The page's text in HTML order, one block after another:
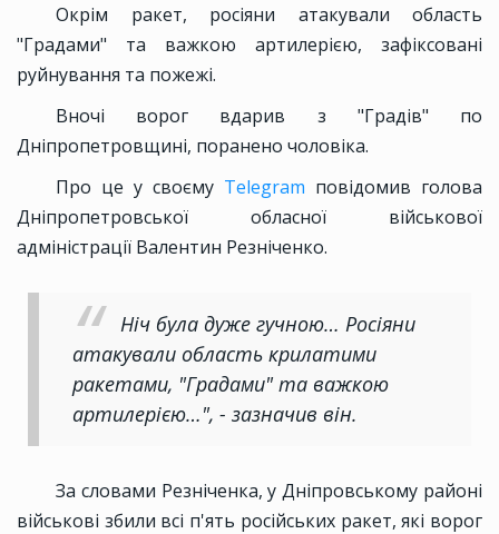
Окрім ракет, росіяни атакували область
"Градами" та важкою артилерією, зафіксовані
руйнування та пожежі.
Вночі ворог вдарив з "Градів" по
Дніпропетровщині, поранено чоловіка.
Про це у своєму Telegram повідомив голова
Дніпропетровської обласної військової
адміністрації Валентин Резніченко.
Ніч була дуже гучною… Росіяни
атакували область крилатими
ракетами, "Градами" та важкою
артилерією…", - зазначив він.
За словами Резніченка, у Дніпровському районі
військові збили всі п'ять російських ракет, які ворог